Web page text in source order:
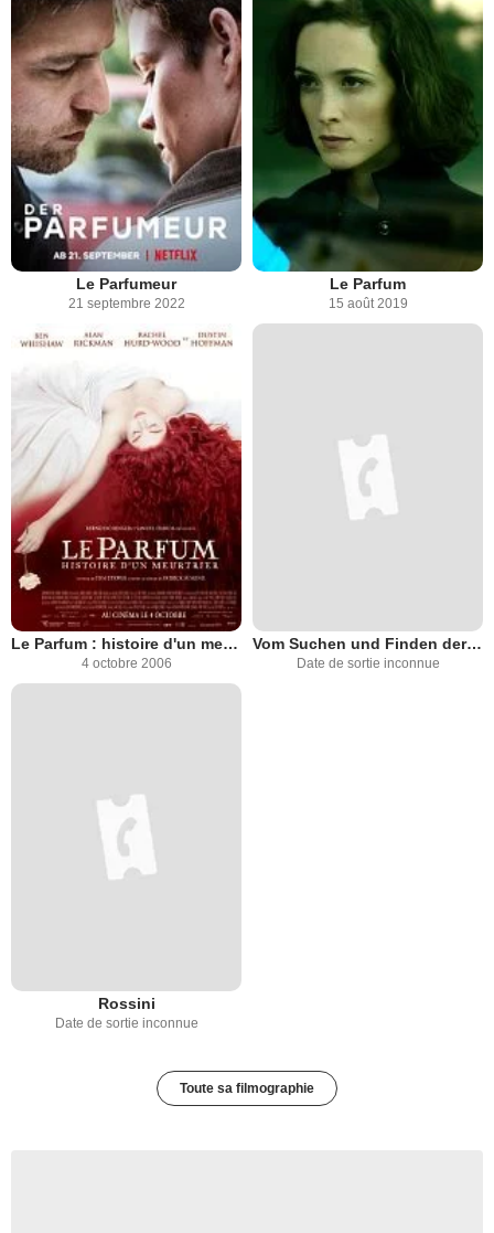
Le Parfumeur
21 septembre 2022
Le Parfum
15 août 2019
Le Parfum : histoire d'un meurtrier
4 octobre 2006
Vom Suchen und Finden der Liebe
Date de sortie inconnue
Rossini
Date de sortie inconnue
Toute sa filmographie